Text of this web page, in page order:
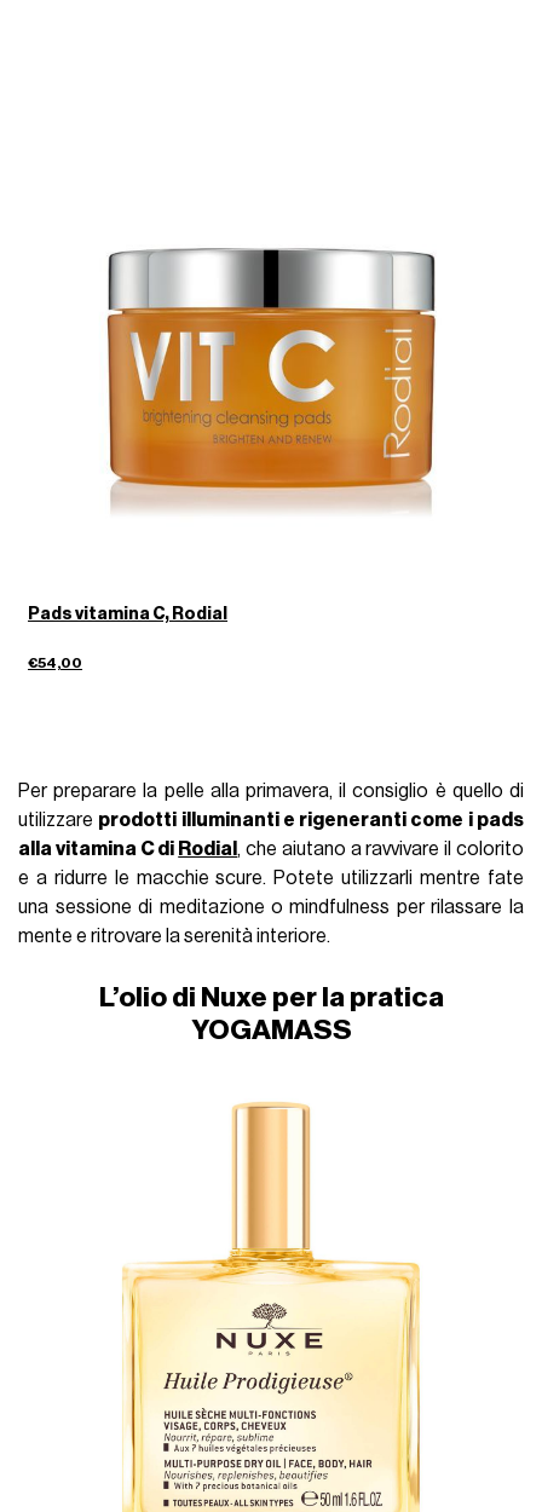
Pads vitamina C, Rodial
€54,00
Per preparare la pelle alla primavera, il consiglio è quello di
utilizzare prodotti illuminanti e rigeneranti come i pads
alla vitamina C di Rodial, che aiutano a ravvivare il colorito
e a ridurre le macchie scure. Potete utilizzarli mentre fate
una sessione di meditazione o mindfulness per rilassare la
mente e ritrovare la serenità interiore.
L’olio di Nuxe per la pratica
YOGAMASS